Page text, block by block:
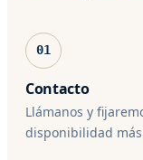
01
Contacto
Llámanos y
disponibilidad